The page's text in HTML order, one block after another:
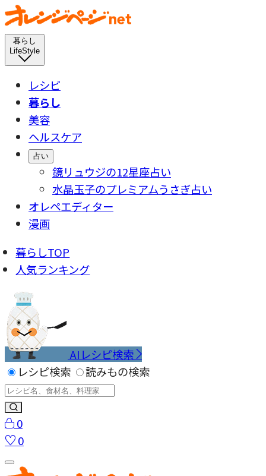
暮らし
LifeStyle
レシピ
暮らし
美容
ヘルスケア
占い
鏡リュウジの12星座占い
水晶玉子のプレミアムうさぎ占い
オレペエディター
漫画
暮らしTOP
人気ランキング
AIレシピ検索
レシピ検索
読みもの検索
0
0